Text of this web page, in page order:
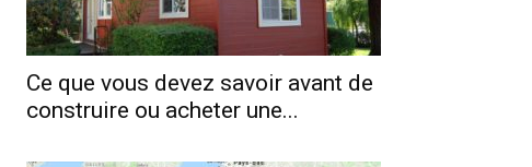
Ce que vous devez savoir avant de
construire ou acheter une...